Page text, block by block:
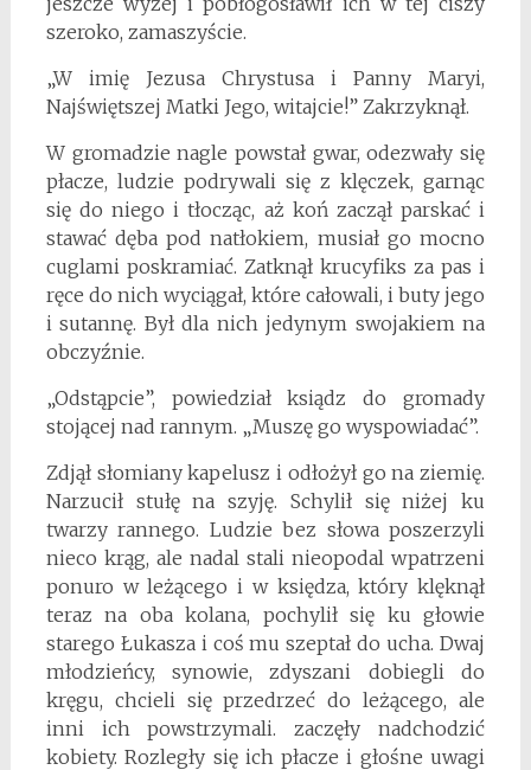
szeroko, zamaszyście.
„W imię Jezusa Chrystusa i Panny Maryi,
Najświętszej Matki Jego, witajcie!” Zakrzyknął.
W gromadzie nagle powstał gwar, odezwały się
płacze, ludzie podrywali się z klęczek, garnąc
się do niego i tłocząc, aż koń zaczął parskać i
stawać dęba pod natłokiem, musiał go mocno
cuglami poskramiać. Zatknął krucyfiks za pas i
ręce do nich wyciągał, które całowali, i buty jego
i sutannę. Był dla nich jedynym swojakiem na
obczyźnie.
„Odstąpcie”, powiedział ksiądz do gromady
stojącej nad rannym. „Muszę go wyspowiadać”.
Zdjął słomiany kapelusz i odłożył go na ziemię.
Narzucił stułę na szyję. Schylił się niżej ku
twarzy rannego. Ludzie bez słowa poszerzyli
nieco krąg, ale nadal stali nieopodal wpatrzeni
ponuro w leżącego i w księdza, który klęknął
teraz na oba kolana, pochylił się ku głowie
starego Łukasza i coś mu szeptał do ucha. Dwaj
młodzieńcy, synowie, zdyszani dobiegli do
kręgu, chcieli się przedrzeć do leżącego, ale
inni ich powstrzymali. zaczęły nadchodzić
kobiety. Rozległy się ich płacze i głośne uwagi